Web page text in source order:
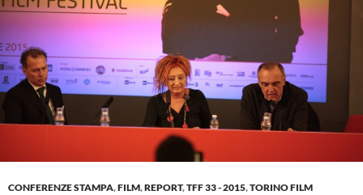
CONFERENZE STAMPA,FILM,REPORT,TFF 33 - 2015,TORINO FILM